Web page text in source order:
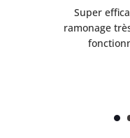
Super
ramonage